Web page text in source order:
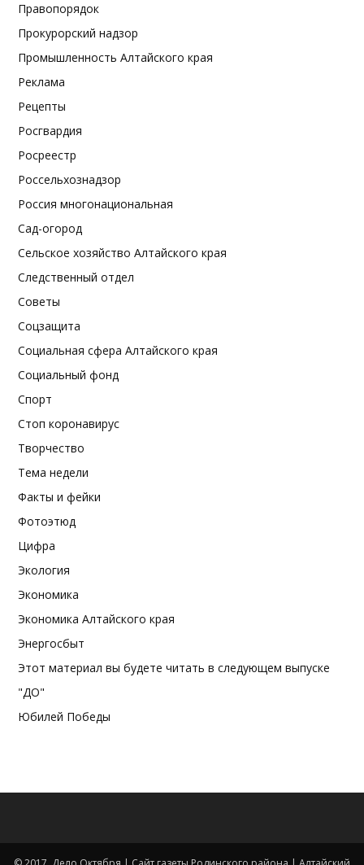
Правопорядок
Прокурорский надзор
Промышленность Алтайского края
Реклама
Рецепты
Росгвардия
Росреестр
Россельхознадзор
Россия многонациональная
Сад-огород
Сельское хозяйство Алтайского края
Следственный отдел
Советы
Соцзащита
Социальная сфера Алтайского края
Социальный фонд
Спорт
Стоп коронавирус
Творчество
Тема недели
Факты и фейки
Фотоэтюд
Цифра
Экология
Экономика
Экономика Алтайского края
Энергосбыт
Этот материал вы будете читать в следующем выпуске
"ДО"
Юбилей Победы